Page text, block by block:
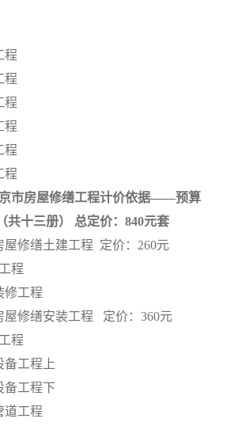
程
程
程
程
程
程
京市房屋修缮工程计价依据——预算
共十三册） 总定价：840元套
屋修缮土建工程 定价：260元
程
修工程
屋修缮安装工程 定价：360元
程
备工程上
备工程下
道工程